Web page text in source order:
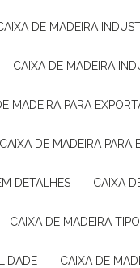
CAIXA DE MADEIRA
CAIXA DE MADEIRA
MADEIRA PARA
CAIXA DE MADEIRA
DETALHES CAIXA
CAIXA DE MADEIRA
CAIXA DE